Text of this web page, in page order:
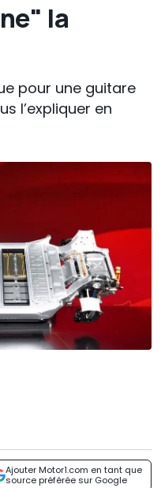
la
pour une guitare
l’expliquer en
Ajouter Motor1.com en tant que
source préférée sur Google